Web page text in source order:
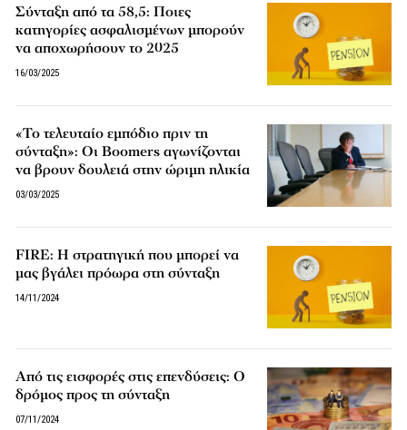
Σύνταξη από τα 58,5: Ποιες
κατηγορίες ασφαλισμένων μπορούν
να αποχωρήσουν το 2025
16/03/2025
«Το τελευταίο εμπόδιο πριν τη
σύνταξη»: Οι Boomers αγωνίζονται
να βρουν δουλειά στην ώριμη ηλικία
03/03/2025
FIRE: Η στρατηγική που μπορεί να
μας βγάλει πρόωρα στη σύνταξη
14/11/2024
Από τις εισφορές στις επενδύσεις: Ο
δρόμος προς τη σύνταξη
07/11/2024